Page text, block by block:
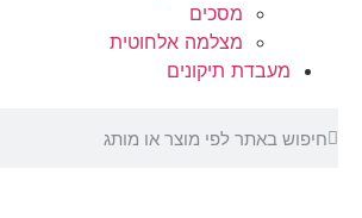
מסכים
מצלמה אלחוטית
מעבדת תיקונים